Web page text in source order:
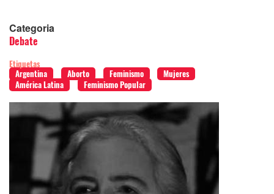
Categoria
Debate
Etiquetas
Argentina
Aborto Feminismo
Mujeres
América Latina
Feminismo Popular